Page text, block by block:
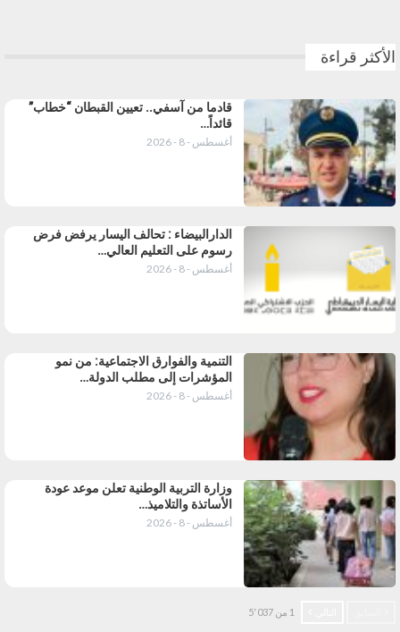
الأكثر قراءة
قادما من آسفي.. تعيين القبطان “خطاب”
قائداً…
أغسطس - 8 - 2026
الدارالبيضاء : تحالف اليسار يرفض فرض
رسوم على التعليم العالي…
أغسطس - 8 - 2026
التنمية والفوارق الاجتماعية: من نمو
المؤشرات إلى مطلب الدولة…
أغسطس - 8 - 2026
وزارة التربية الوطنية تعلن موعد عودة
الأساتذة والتلاميذ…
أغسطس - 8 - 2026
1 من 5٬037